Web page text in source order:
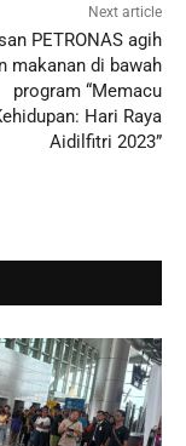
Next article
PETRONAS agih
makanan di bawah
program “Memacu
Hari Raya
Aidilfitri 2023”